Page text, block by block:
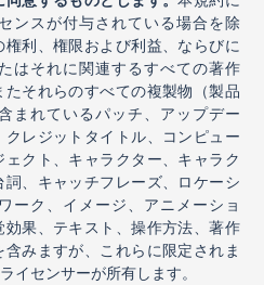
ンスが付与されている場合を除
利、権限および利益、ならびに
はそれに関連するすべての著作
それらのすべての複製物（製品
まれているパッチ、アップデー
クレジットタイトル、コンピュー
クト、キャラクター、キャラク
、キャッチフレーズ、ロケーシ
ーク、イメージ、アニメーショ
果、テキスト、操作方法、著作
みますが、これらに限定されま
イセンサーが所有します。